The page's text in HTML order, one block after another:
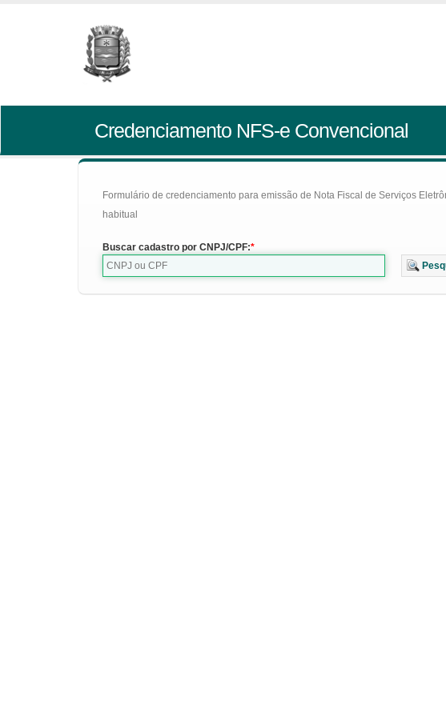
Credenciamento NFS-e Convencional
Formulário de credenciamento para emissão de Nota Fiscal de Serviços
habitual
Buscar cadastro por CNPJ/CPF: